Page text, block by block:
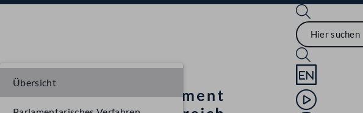
Sprache English
Mediathek
Übersicht